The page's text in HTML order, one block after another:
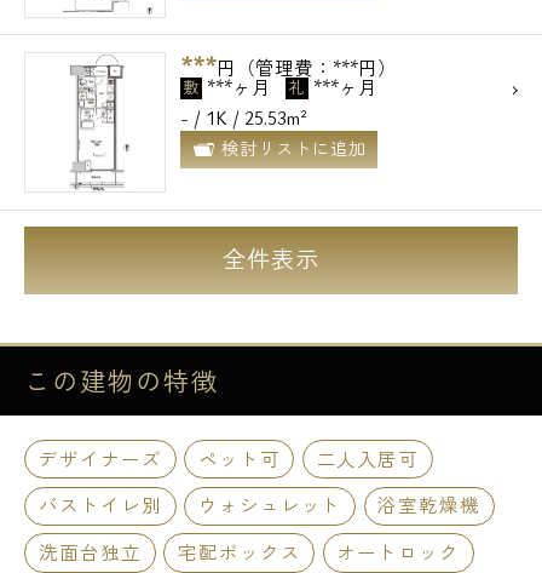
***円（管理費：***円）
敷 ***ヶ月 礼 ***ヶ月
- / 1K / 25.53m²
検討リストに追加
全件表示
この建物の特徴
デザイナーズ ペット可
二人入居可
バストイレ別
ウォシュレット
浴室乾燥機
洗面台独立
宅配ボックス オートロック